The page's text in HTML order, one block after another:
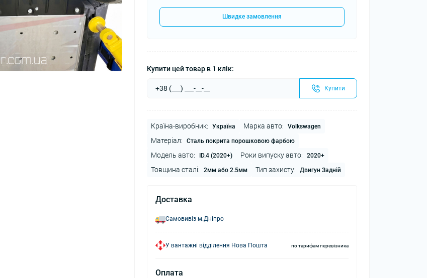
Швидке замовлення
Купити цей товар в 1 клік:
Купити
Країна-виробник: Україна Марка авто: Volkswagen
Матеріал: Сталь покрита порошковою фарбою
Модель авто: ID.4 (2020+) Роки випуску авто: 2020+
Товщина сталі: 2мм або 2.5мм Тип захисту: Двигун Задній
Доставка
Самовивіз м.Дніпро
У вантажні відділення Нова Пошта по тарифам перевізника
Оплата